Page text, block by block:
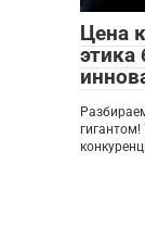
Цена
этика